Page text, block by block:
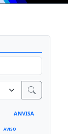
ANVISA
AVISO